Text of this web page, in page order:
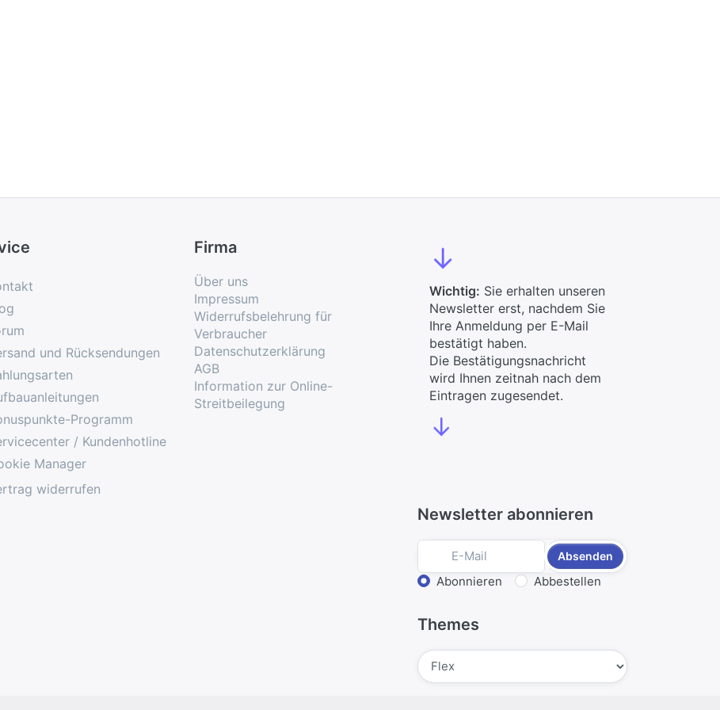
und Rücksendungen
Programm
/ Kundenhotline
Manager
widerrufen
Firma
Über uns
Impressum
Widerrufsbelehrung für
Verbraucher
Datenschutzerklärung
AGB
Information zur Online-
Streitbeilegung
↓
Wichtig: Sie erhalten unseren
Newsletter erst, nachdem Sie
Ihre Anmeldung per E-Mail
bestätigt haben.
Die Bestätigungsnachricht
wird Ihnen zeitnah nach dem
Eintragen zugesendet.
↓
Newsletter abonnieren
Absenden
Aktion wählen
Abonnieren Abbestellen
Themes